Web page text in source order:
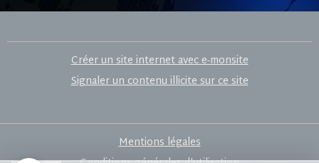
Créer un site internet avec e-monsite
Signaler un contenu illicite sur ce site
Mentions légales